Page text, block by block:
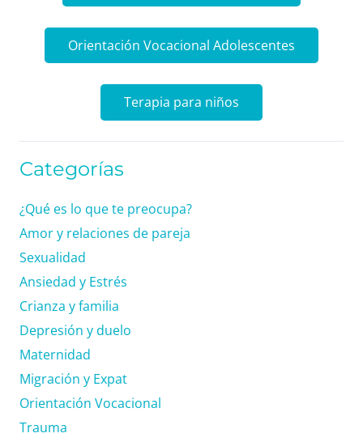
Orientación Vocacional Adolescentes
Terapia para niños
Categorías
¿Qué es lo que te preocupa?
Amor y relaciones de pareja
Sexualidad
Ansiedad y Estrés
Crianza y familia
Depresión y duelo
Maternidad
Migración y Expat
Orientación Vocacional
Trauma